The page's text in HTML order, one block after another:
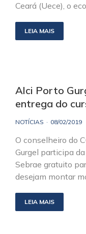
Ceará (Uece), o
LEIA MAIS
Alci Porto
entrega do
NOTÍCIAS 08/02/2019
O conselheiro do
Gurgel participa
Sebrae gratuito
desejam montar
LEIA MAIS